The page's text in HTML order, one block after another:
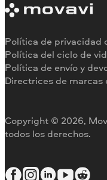
Limitaciones
Reembolso
Testimonios
Por qué
Para el trabajo
Copyright © 2026,
todos los derechos.
Política de privacidad
Política del ciclo de
Política de envío y
Directrices de marcas